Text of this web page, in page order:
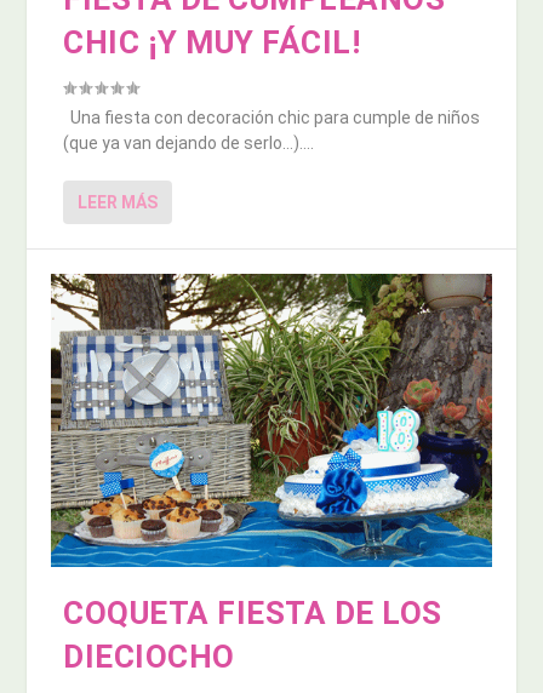
CHIC ¡Y MUY FÁCIL!
Una fiesta con decoración chic para cumple de niños
(que ya van dejando de serlo…)....
LEER MÁS
COQUETA FIESTA DE LOS
DIECIOCHO